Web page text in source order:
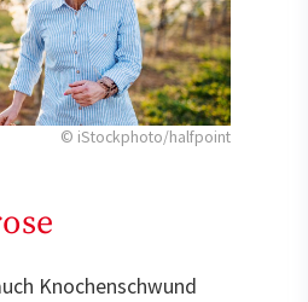
© iStockphoto/halfpoint
Knochenschwund